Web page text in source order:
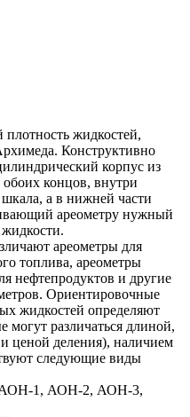
жидкостей,
Конструктивно
корпус из
обоих концов, внутри
а в нижней части
ареометру нужный
ареометры для
топлива, ареометры
нефтепродуктов и другие
Ориентировочные
жидкостей определяют
могут различаться длиной,
ценой деления), наличием
следующие виды
АОН-1, АОН-2, АОН-3,